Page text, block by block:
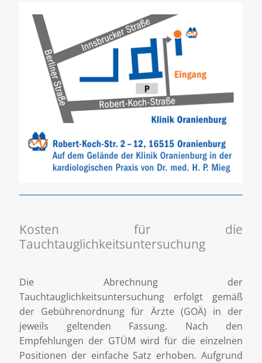
Kosten für die
Tauchtauglichkeitsuntersuchung
Die Abrechnung der
Tauchtauglichkeitsuntersuchung erfolgt gemäß
der Gebührenordnung für Ärzte (GOÄ) in der
jeweils geltenden Fassung. Nach den
Empfehlungen der GTÜM wird für die einzelnen
Positionen der einfache Satz erhoben. Aufgrund